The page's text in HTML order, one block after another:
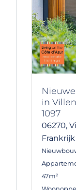
in
1097
06270,
Frankrijk
47m²